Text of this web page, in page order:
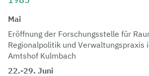
Mai
Eröffnung der Forschungsstelle für
Regionalpolitik und Verwaltungspraxis
Amtshof Kulmbach
22.-29. Juni